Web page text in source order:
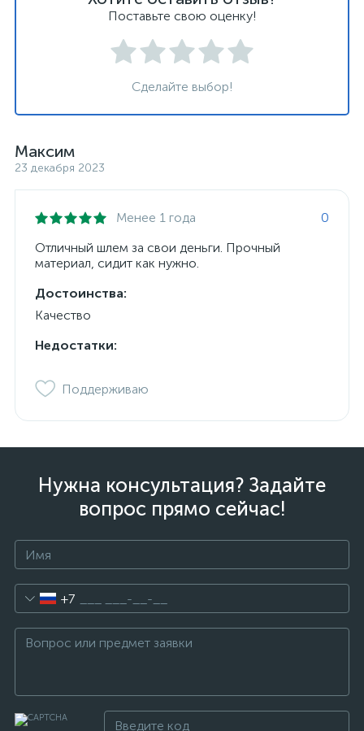
Поставьте свою оценку!
Сделайте выбор!
Максим
23 декабря 2023
Менее 1 года
0
Отличный шлем за свои деньги. Прочный
материал, сидит как нужно.
Достоинства:
Качество
Недостатки:
Поддерживаю
Нужна консультация? Задайте
вопрос прямо сейчас!
+7